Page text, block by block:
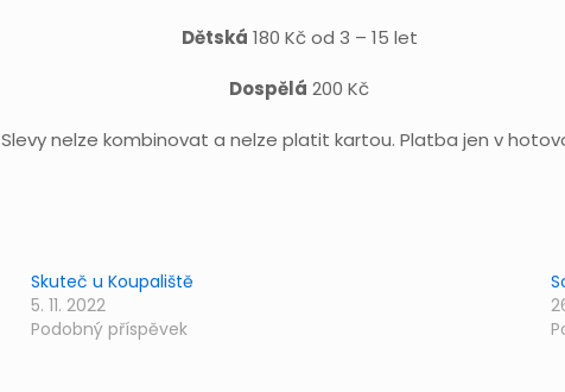
Dětská 180 Kč od 3 – 15 let
Dospělá 200 Kč
Slevy nelze kombinovat a nelze platit kartou. Platba jen v
Skuteč u Koupaliště
5. 11. 2022
Podobný příspěvek